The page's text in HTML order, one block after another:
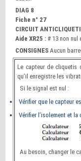
DIAG 8
Fiche n° 27
CIRCUIT
Aide XR25 :# 13 non nul
CONSIGNES Aucun
Le capteur de cliquetis
qu’il enregistre les
Si le signal est nul :
Vérifier que le capteur
Vérifier l’isolement et
Au besoin, changer le